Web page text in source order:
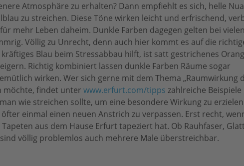
Atmosphäre zu erhalten? Dann empfiehlt es sich, helle
zu streichen. Diese Töne wirken leicht und erfrischend,
mehr Leben daheim. Dunkle Farben dagegen gelten bei
Völlig zu Unrecht, denn auch hier kommt es auf die
Blau beim Stressabbau hilft, ist satt gestrichenes
Richtig kombiniert lassen dunkle Farben Räume sogar
wirken. Wer sich gerne mit dem Thema „Raumwirkung
möchte, findet unter www.erfurt.com/tipps zahlreiche Beispiele
wie streichen sollte, um eine besondere Wirkung zu
einmal einen neuen Anstrich zu verpassen. Erst recht,
aus dem Hause Erfurt tapeziert hat. Ob Rauhfaser,
völlig problemlos auch mehrere Male überstreichbar.